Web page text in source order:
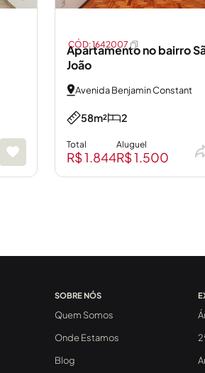
Apartamento no bairro
João
Avenida Benjamin Constant
58m² 2
Total
R$ 1.844
Aluguel
R$ 1.500
CÓD: 1642007
SOBRE NÓS
Quem Somos
Onde Estamos
Blog